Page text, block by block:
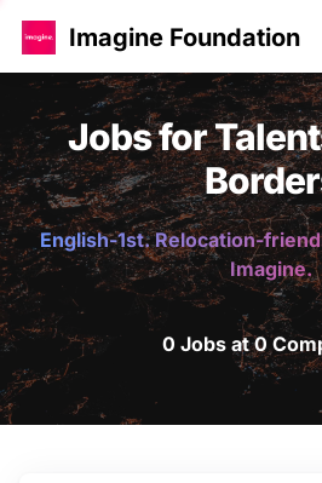
Imagine Foundation
Jobs for
English-1st. Relocation-
Imagine.
0 Jobs at 0